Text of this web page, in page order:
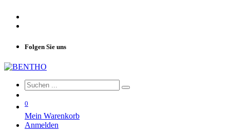
Folgen Sie uns
0
Mein Warenkorb
Anmelden